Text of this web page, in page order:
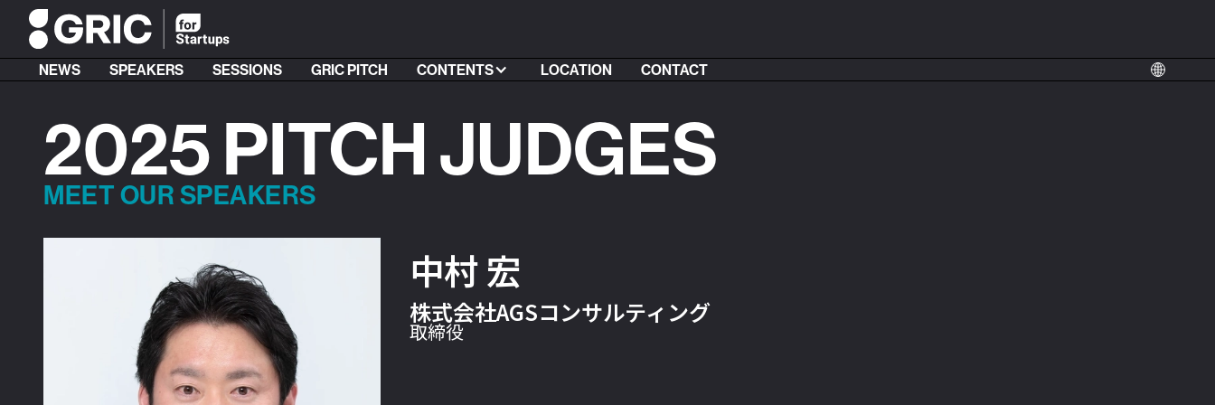
NEWS SPEAKERS SESSIONS GRIC PITCH CONTENTS LOCATION CONTACT
2025 PITCH JUDGES
MEET OUR SPEAKERS
中村 宏
株式会社AGSコンサルティング
取締役